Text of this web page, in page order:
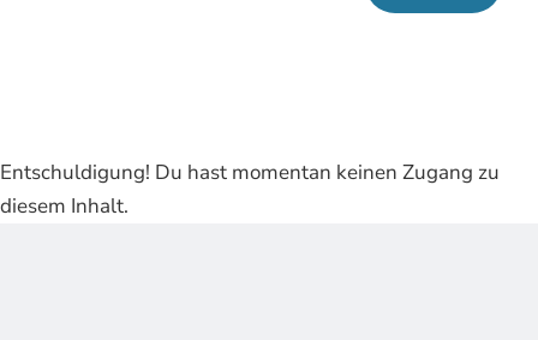
Entschuldigung! Du hast momentan keinen Zugang zu
diesem Inhalt.